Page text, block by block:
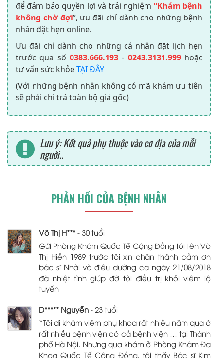
để đảm bảo quyền lợi và trải nghiệm “Khám bệnh
không chờ đợi”, ưu đãi chỉ dành cho những bệnh
nhân đặt hẹn online.
Ưu đãi chỉ dành cho những cá nhân đặt lịch hẹn
trước qua số 0383.666.193 - 0243.3131.999hoặc
tư vấn sức khỏeTẠI ĐÂY
(Với những bệnh nhân không có mã khám ưu tiên
sẽ phải chi trả toàn bộ giá gốc)
Lưu ý: Kết quả phụ thuộc vào cơ địa của mỗi
người..
PHẢN HỒI CỦA BỆNH NHÂN
Võ Thị H*** - 30 tuổi
Gửi Phòng Khám Quốc Tế Cộng Đồng tôi tên Võ
Thị Hiền 1989 trước tôi xin chân thành cảm ơn
bác sĩ Nhài và điều dưỡng ca ngày 21/08/2018
đã nhiệt tình giúp đỡ tôi điều trị khỏi viêm lộ
tuyến
D***** Nguyễn - 23 tuổi
“Tôi đi khám viêm phụ khoa rất nhiều năm qua ở
rất nhiều bệnh viện có cả bệnh viện … tại Thành
phố Hà Nội. Nhưng qua khám ở Phòng Khám Đa
Khoa Quốc Tế Cộng Đồng, tôi thấy Bác sĩ Kim